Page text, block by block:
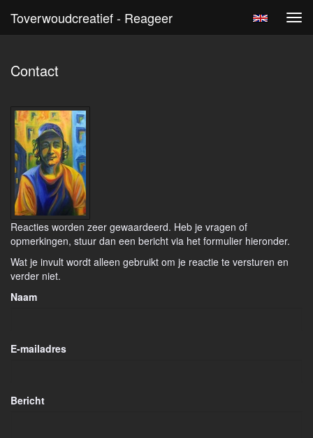
Toverwoudcreatief - Reageer
Contact
Reacties worden zeer gewaardeerd. Heb je vragen of
opmerkingen, stuur dan een bericht via het formulier hieronder.
Wat je invult wordt alleen gebruikt om je reactie te versturen en
verder niet.
Naam
E-mailadres
Bericht